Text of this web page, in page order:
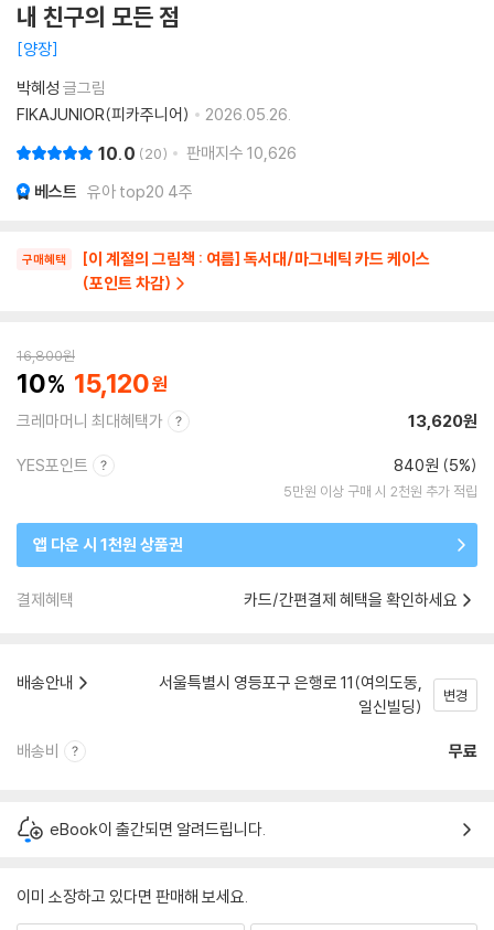
내 친구의 모든 점
양장
박혜성 글그림
FIKAJUNIOR(피카주니어)
2026.05.26.
10.0 20 판매지수 10,626
베스트 유아 top20 4주
구매혜택
[이 계절의 그림책 : 여름] 독서대/마그네틱 카드 케이스
(포인트 차감)
16,800원
10 15,120
크레마머니 최대혜택가 13,620원
YES포인트 840원 (5%)
5만원 이상 구매 시 2천원 추가 적립
앱 다운 시 1천원 상품권
결제혜택 카드/간편결제 혜택을 확인하세요
배송안내
서울특별시 영등포구 은행로 11(여의도동,
일신빌딩)
변경
배송비 무료
eBook이 출간되면 알려드립니다.
이미 소장하고 있다면 판매해 보세요.